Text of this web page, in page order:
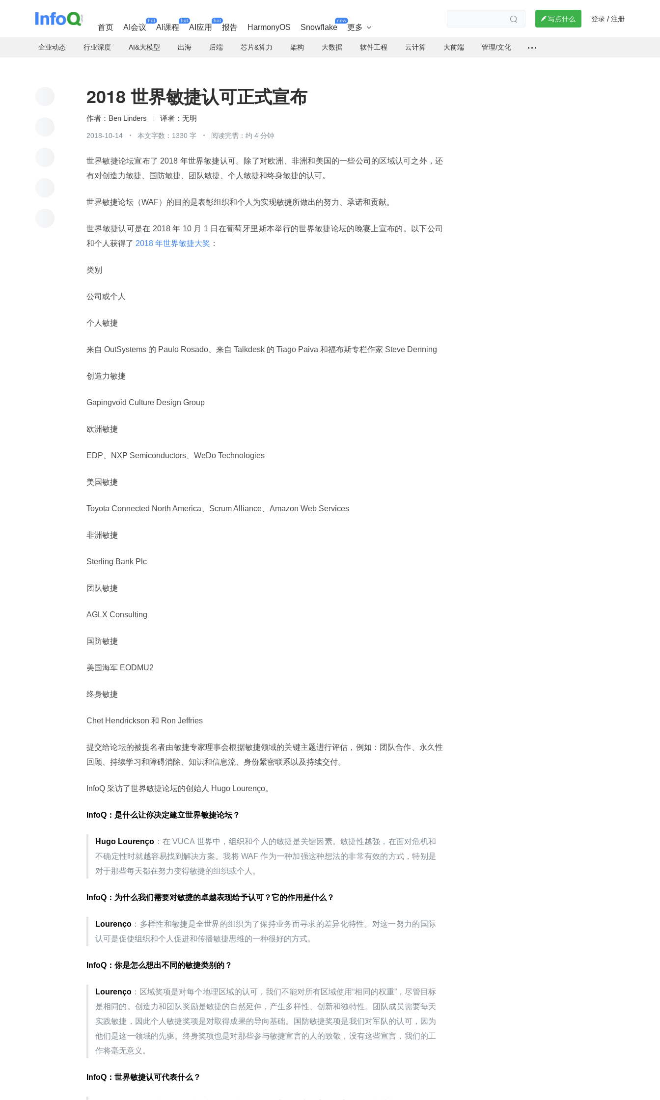
首页 AI会议
hot
AI课程
hot
AI应用
hot
报告 HarmonyOS Snowflake
new
更多 
  写点什么 登录 / 注册
企业动态 行业深度 AI&大模型 出海 后端 芯片&算力 架构 大数据 软件工程 云计算 大前端 管理/文化
2018 世界敏捷认可正式宣布
Ben Linders 无明
2018-10-14 本文字数：1330 字 阅读完需：约 4 分钟
世界敏捷论坛宣布了 2018 年世界敏捷认可。除了对欧洲、非洲和美国的一些公司的区域认可之外，还
有对创造力敏捷、国防敏捷、团队敏捷、个人敏捷和终身敏捷的认可。
世界敏捷论坛（WAF）的目的是表彰组织和个人为实现敏捷所做出的努力、承诺和贡献。
世界敏捷认可是在 2018 年 10 月 1 日在葡萄牙里斯本举行的世界敏捷论坛的晚宴上宣布的。以下公司
和个人获得了 2018 年世界敏捷大奖 ：
类别
公司或个人
个人敏捷
来自 OutSystems 的 Paulo Rosado、来自 Talkdesk 的 Tiago Paiva 和福布斯专栏作家 Steve Denning
创造力敏捷
Gapingvoid Culture Design Group
欧洲敏捷
EDP、NXP Semiconductors、WeDo Technologies
美国敏捷
Toyota Connected North America、Scrum Alliance、Amazon Web Services
非洲敏捷
Sterling Bank Plc
团队敏捷
AGLX Consulting
国防敏捷
美国海军 EODMU2
终身敏捷
Chet Hendrickson 和 Ron Jeffries
提交给论坛的被提名者由敏捷专家理事会根据敏捷领域的关键主题进行评估，例如：团队合作、永久性
回顾、持续学习和障碍消除、知识和信息流、身份紧密联系以及持续交付。
InfoQ 采访了世界敏捷论坛的创始人 Hugo Lourenço。
InfoQ：是什么让你决定建立世界敏捷论坛？
Hugo Lourenço ：在 VUCA 世界中，组织和个人的敏捷是关键因素。敏捷性越强，在面对危机和
不确定性时就越容易找到解决方案。我将 WAF 作为一种加强这种想法的非常有效的方式，特别是
对于那些每天都在努力变得敏捷的组织或个人。
InfoQ：为什么我们需要对敏捷的卓越表现给予认可？它的作用是什么？
Lourenço ：多样性和敏捷是全世界的组织为了保持业务而寻求的差异化特性。对这一努力的国际
认可是促使组织和个人促进和传播敏捷思维的一种很好的方式。
InfoQ：你是怎么想出不同的敏捷类别的？
Lourenço ：区域奖项是对每个地理区域的认可，我们不能对所有区域使用“相同的权重”，尽管目标
是相同的。创造力和团队奖励是敏捷的自然延伸，产生多样性、创新和独特性。团队成员需要每天
实践敏捷，因此个人敏捷奖项是对取得成果的导向基础。国防敏捷奖项是我们对军队的认可，因为
他们是这一领域的先驱。终身奖项也是对那些参与敏捷宣言的人的致敬，没有这些宣言，我们的工
作将毫无意义。
InfoQ：世界敏捷认可代表什么？